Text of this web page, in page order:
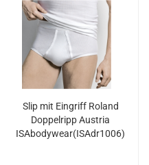
Slip mit Eingriff Roland
Doppelripp Austria
ISAbodywear(ISAdr1006)